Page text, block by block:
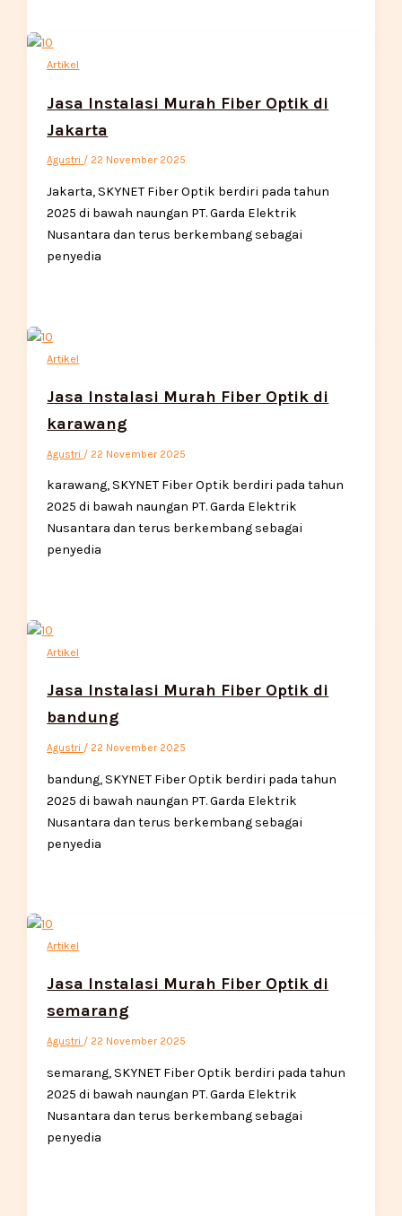
Artikel
Jasa Instalasi Murah Fiber Optik di
Jakarta
Agustri / 22 November 2025
Jakarta, SKYNET Fiber Optik berdiri pada tahun
2025 di bawah naungan PT. Garda Elektrik
Nusantara dan terus berkembang sebagai
penyedia
Artikel
Jasa Instalasi Murah Fiber Optik di
karawang
Agustri / 22 November 2025
karawang, SKYNET Fiber Optik berdiri pada tahun
2025 di bawah naungan PT. Garda Elektrik
Nusantara dan terus berkembang sebagai
penyedia
Artikel
Jasa Instalasi Murah Fiber Optik di
bandung
Agustri / 22 November 2025
bandung, SKYNET Fiber Optik berdiri pada tahun
2025 di bawah naungan PT. Garda Elektrik
Nusantara dan terus berkembang sebagai
penyedia
Artikel
Jasa Instalasi Murah Fiber Optik di
semarang
Agustri / 22 November 2025
semarang, SKYNET Fiber Optik berdiri pada tahun
2025 di bawah naungan PT. Garda Elektrik
Nusantara dan terus berkembang sebagai
penyedia